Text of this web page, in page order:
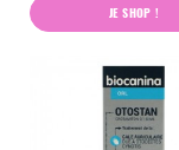
JE SHOP !